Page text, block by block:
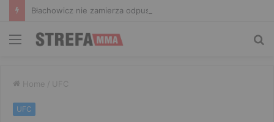
Menu
Home / UFC
UFC